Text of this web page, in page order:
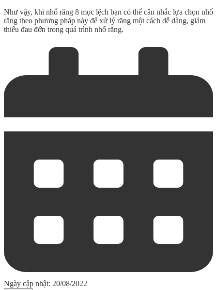
Như vậy, khi nhổ răng 8 mọc lệch bạn có thể cân nhắc lựa chọn nhổ
răng theo phương pháp này để xử lý răng một cách dễ dàng, giảm
thiểu đau đớn trong quá trình nhổ răng.
Ngày cập nhật: 20/08/2022